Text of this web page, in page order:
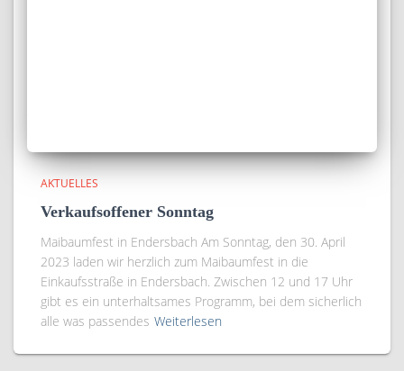
AKTUELLES
Verkaufsoffener Sonntag
Maibaumfest in Endersbach Am Sonntag, den 30. April
2023 laden wir herzlich zum Maibaumfest in die
Einkaufsstraße in Endersbach. Zwischen 12 und 17 Uhr
gibt es ein unterhaltsames Programm, bei dem sicherlich
alle was passendes Weiterlesen